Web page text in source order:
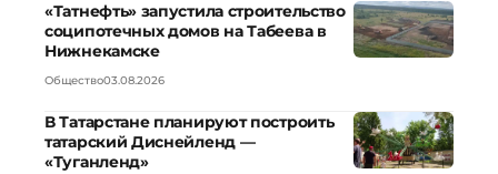
«Татнефть» запустила строительство
соципотечных домов на Табеева в
Нижнекамске
Общество03.08.2026
В Татарстане планируют построить
татарский Диснейленд —
«Туганленд»